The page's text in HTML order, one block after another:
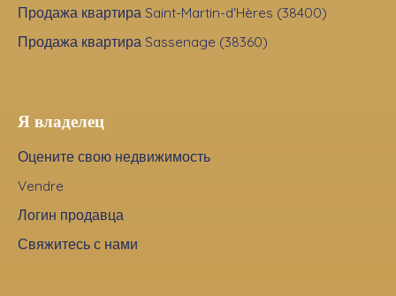
Продажа квартира Saint-Martin-d'Hères (38400)
Продажа квартира Sassenage (38360)
Я владелец
Оцените свою недвижимость
Vendre
Логин продавца
Свяжитесь с нами